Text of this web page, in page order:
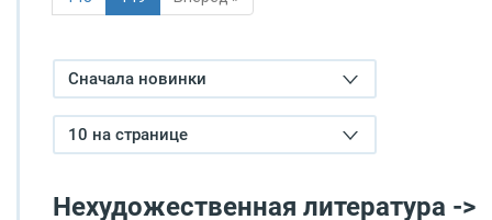
Сначала новинки
10 на странице
Нехудожественная литература ->